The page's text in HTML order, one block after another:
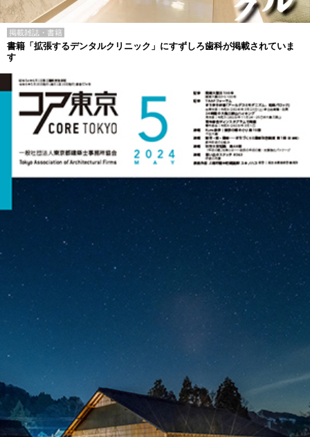
掲載雑誌・書籍
書籍「拡張するデンタルクリニック」にすずしろ歯科が掲載されていま
す